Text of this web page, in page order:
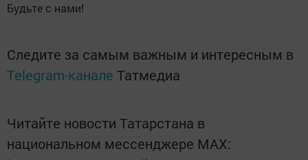
Будьте с нами!
Следите за самым важным и интересным в
Telegram-канале Татмедиа
Читайте новости Татарстана в
национальном мессенджере MАХ: